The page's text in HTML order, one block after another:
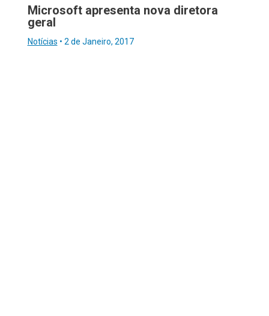
Microsoft apresenta nova diretora
geral
Notícias • 2 de Janeiro, 2017